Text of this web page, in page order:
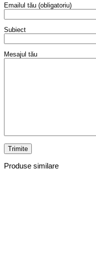
Emailul tău (obligatoriu)
Subiect
Mesajul tău
Produse similare